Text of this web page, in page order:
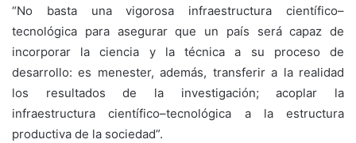
“No basta una vigorosa infraestructura científico–
tecnológica para asegurar que un país será capaz de
incorporar la ciencia y la técnica a su proceso de
desarrollo: es menester, además, transferir a la realidad
los resultados de la investigación; acoplar la
infraestructura científico–tecnológica a la estructura
productiva de la sociedad”.